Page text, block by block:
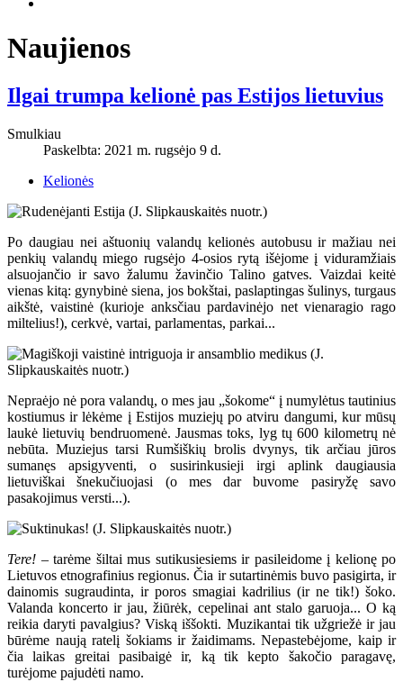
Naujienos
Ilgai trumpa kelionė pas Estijos lietuvius
Smulkiau
Paskelbta: 2021 m. rugsėjo 9 d.
Kelionės
Po daugiau nei aštuonių valandų kelionės autobusu ir mažiau nei
penkių valandų miego rugsėjo 4-osios rytą išėjome į viduramžiais
alsuojančio ir savo žalumu žavinčio Talino gatves. Vaizdai keitė
vienas kitą: gynybinė siena, jos bokštai, paslaptingas šulinys, turgaus
aikštė, vaistinė (kurioje anksčiau pardavinėjo net vienaragio rago
miltelius!), cerkvė, vartai, parlamentas, parkai...
Nepraėjo nė pora valandų, o mes jau „šokome“ į numylėtus tautinius
kostiumus ir lėkėme į Estijos muziejų po atviru dangumi, kur mūsų
laukė lietuvių bendruomenė. Jausmas toks, lyg tų 600 kilometrų nė
nebūta. Muziejus tarsi Rumšiškių brolis dvynys, tik arčiau jūros
sumanęs apsigyventi, o susirinkusieji irgi aplink daugiausia
lietuviškai šnekučiuojasi (o mes dar buvome pasiryžę savo
pasakojimus versti...).
Tere! – tarėme šiltai mus sutikusiesiems ir pasileidome į kelionę po
Lietuvos etnografinius regionus. Čia ir sutartinėmis buvo pasigirta, ir
dainomis sugraudinta, ir poros smagiai kadrilius (ir ne tik!) šoko.
Valanda koncerto ir jau, žiūrėk, cepelinai ant stalo garuoja... O ką
reikia daryti pavalgius? Viską iššokti. Muzikantai tik užgriežė ir jau
būrėme naują ratelį šokiams ir žaidimams. Nepastebėjome, kaip ir
čia laikas greitai pasibaigė ir, ką tik kepto šakočio paragavę,
turėjome pajudėti namo.